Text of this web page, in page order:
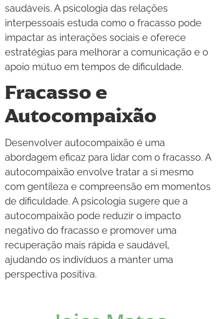
saudáveis. A psicologia das relações
interpessoais estuda como o fracasso pode
impactar as interações sociais e oferece
estratégias para melhorar a comunicação e o
apoio mútuo em tempos de dificuldade.
Fracasso e
Autocompaixão
Desenvolver autocompaixão é uma
abordagem eficaz para lidar com o fracasso. A
autocompaixão envolve tratar a si mesmo
com gentileza e compreensão em momentos
de dificuldade. A psicologia sugere que a
autocompaixão pode reduzir o impacto
negativo do fracasso e promover uma
recuperação mais rápida e saudável,
ajudando os indivíduos a manter uma
perspectiva positiva.